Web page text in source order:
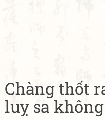
Chàng thốt
luỵ sa